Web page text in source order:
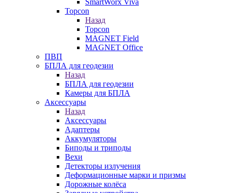
SmartWorx Viva
Topcon
Назад
Topcon
MAGNET Field
MAGNET Office
ПВП
БПЛА для геодезии
Назад
БПЛА для геодезии
Камеры для БПЛА
Аксессуары
Назад
Аксессуары
Адаптеры
Аккумуляторы
Биподы и триподы
Вехи
Детекторы излучения
Деформационные марки и призмы
Дорожные колёса